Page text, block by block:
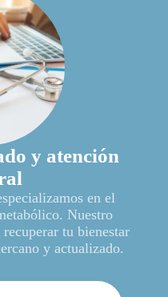
y atención
en el
Nuestro
tu bienestar
y actualizado.